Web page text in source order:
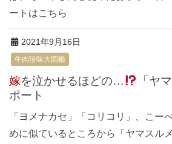
ートはこちら
2021年9月16日
牛肉珍味大図鑑
嫁を泣かせるほどの…
「ヤ
ポート
「ヨメナカセ」「コリコリ」、こー
めに似ているところから「ヤマスル